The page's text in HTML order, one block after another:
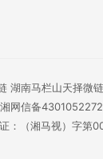
南马栏山天择微
湘网信备
：（湘马视）字第